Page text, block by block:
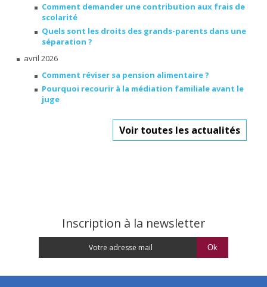
Comment demander une contribution aux frais de
scolarité
Quels sont les droits des grands-parents dans une
séparation ?
avril 2026
Comment réviser sa pension alimentaire ?
Pourquoi recourir à la médiation familiale avant le
juge
Voir toutes les actualités
Inscription à la newsletter